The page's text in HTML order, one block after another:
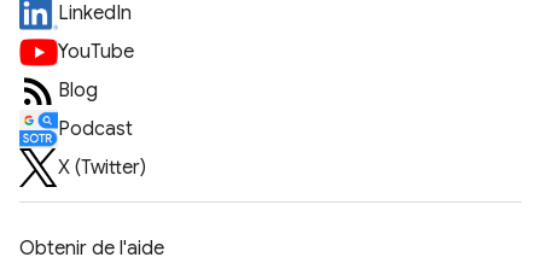
LinkedIn
YouTube
Blog
Podcast
X (Twitter)
Obtenir de l'aide